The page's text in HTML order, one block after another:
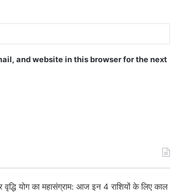
and website in this browser for the next
योग का महासंग्राम: आज इन 4 राशियों के लिए काल